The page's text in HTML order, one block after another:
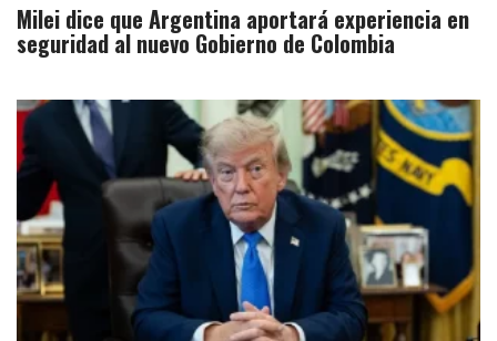
Milei dice que Argentina aportará experiencia en
seguridad al nuevo Gobierno de Colombia